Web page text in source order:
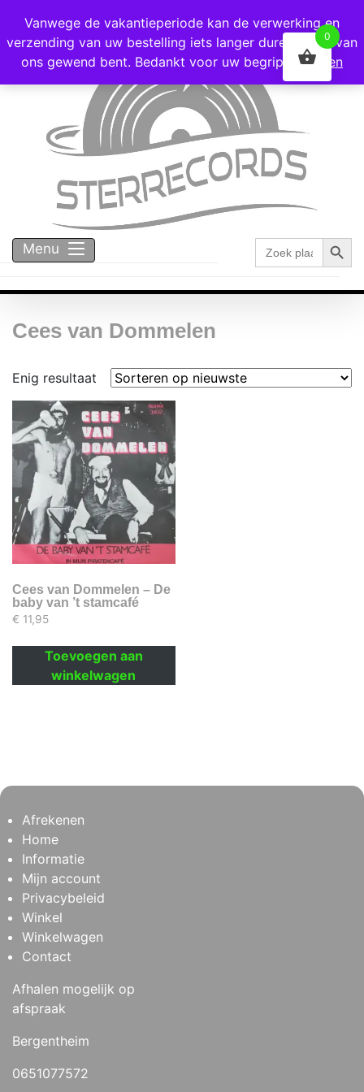
Voor 16:00 besteld = vandaag verzonden!
Menu
Zoek
naar:
Cees van Dommelen
Enig resultaat
Cees van Dommelen – De
baby van ’t stamcafé
€ 11,95
Toevoegen aan
winkelwagen
Afrekenen
Home
Informatie
Mijn account
Privacybeleid
Winkel
Winkelwagen
Contact
Afhalen mogelijk op
afspraak
Bergentheim
0651077572
Vanwege de vakantieperiode kan de verwerking en
verzending van uw bestelling iets langer duren dan u van
ons gewend bent. Bedankt voor uw begrip!
Negeren
0